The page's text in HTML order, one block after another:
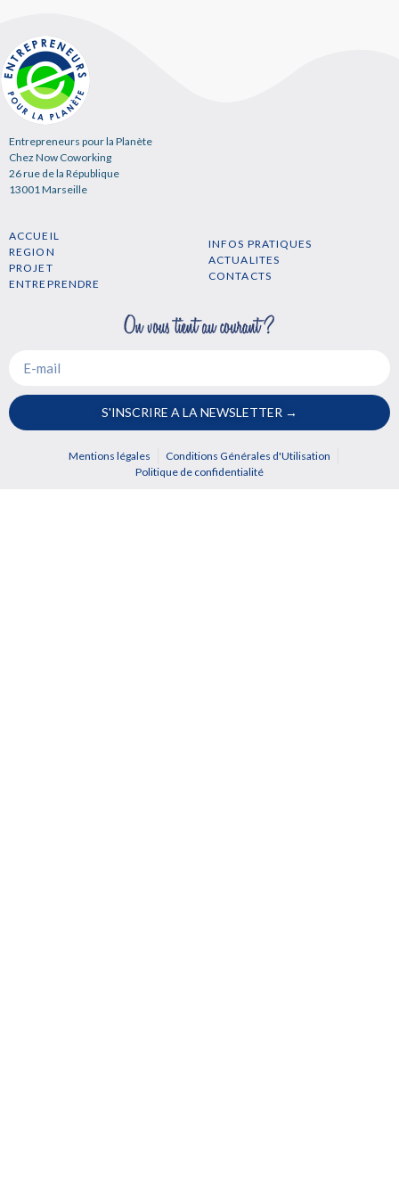
Entrepreneurs pour la Planète
Chez Now Coworking
26 rue de la République
13001 Marseille
ACCUEIL
REGION
PROJET
ENTREPRENDRE
INFOS PRATIQUES
ACTUALITES
CONTACTS
S'INSCRIRE A LA NEWSLETTER →
Mentions légales
Conditions Générales d'Utilisation
Politique de confidentialité